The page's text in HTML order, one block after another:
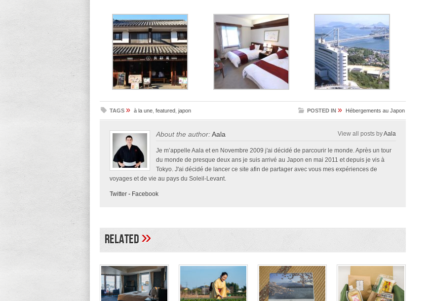
TAGS » à la une featured japon POSTED IN » Hébergements au Japon
About the author:Aala View all posts byAala
Je m’appelle Aala et en Novembre 2009 j'ai décidé de parcourir le monde. Après un tour
du monde de presque deux ans je suis arrivé au Japon en mai 2011 et depuis je vis à
Tokyo. J'ai décidé de lancer ce site afin de partager avec vous mes expériences de
voyages et de vie au pays du Soleil-Levant.
Twitter - Facebook
Related»